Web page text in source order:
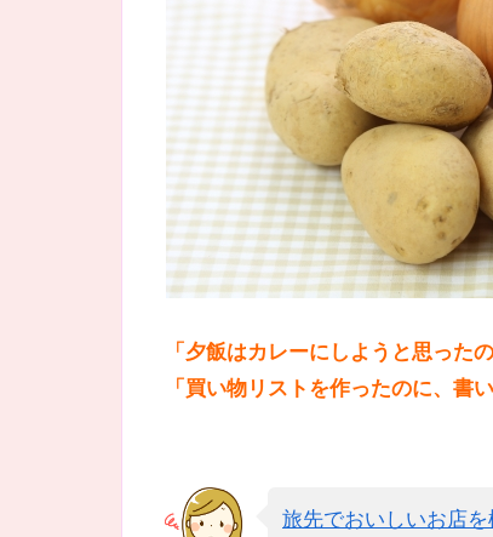
「夕飯はカレーにしようと思った
「買い物リストを作ったのに、書
旅先でおいしいお店を